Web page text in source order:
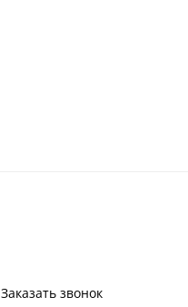
Заказать звонок